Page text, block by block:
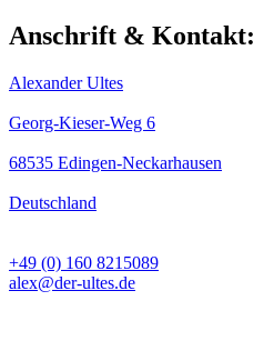
Anschrift & Kontakt:
Alexander Ultes
Georg-Kieser-Weg 6
68535 Edingen-Neckarhausen
Deutschland
+49 (0) 160 8215089
alex@der-ultes.de